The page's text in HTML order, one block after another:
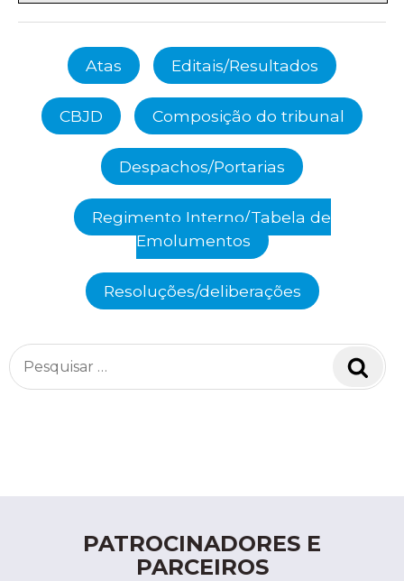
Atas Editais/Resultados
CBJD Composição do tribunal
Despachos/Portarias
Regimento Interno/Tabela de
Emolumentos
Resoluções/deliberações
Pesquisar
por:
PATROCINADORES E
PARCEIROS